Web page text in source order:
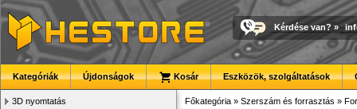
Kérdése van? »
Kategóriák Újdonságok Kosár Eszközök, szolgáltatások
3D nyomtatás
Főkategória » Szerszám és forrasztás »